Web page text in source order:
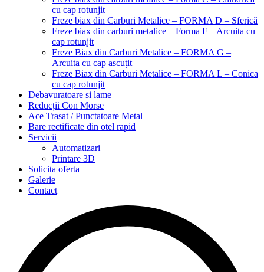
cu cap rotunjit
Freze biax din Carburi Metalice – FORMA D – Sferică
Freze biax din carburi metalice – Forma F – Arcuita cu
cap rotunjit
Freze Biax din Carburi Metalice – FORMA G –
Arcuita cu cap ascuțit
Freze Biax din Carburi Metalice – FORMA L – Conica
cu cap rotunjit
Debavuratoare si lame
Reducții Con Morse
Ace Trasat / Punctatoare Metal
Bare rectificate din otel rapid
Servicii
Automatizari
Printare 3D
Solicita oferta
Galerie
Contact